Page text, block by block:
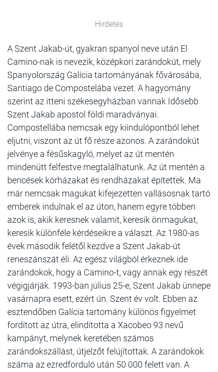
Hirdetés
A Szent Jakab-út, gyakran spanyol neve után El
Camino-nak is nevezik, középkori zarándokút, mely
Spanyolország Galícia tartományának fővárosába,
Santiago de Compostelába vezet. A hagyomány
szerint az itteni székesegyházban vannak Idősebb
Szent Jakab apostol földi maradványai.
Compostellába nemcsak egy kiindulópontból lehet
eljutni, viszont az út fő része azonos. A zarándokút
jelvénye a fésűskagyló, melyet az út mentén
mindenütt felfestve megtalálhatunk. Az út mentén a
bencések kórházakat és rendházakat építettek. Ma
már nemcsak magukat kifejezetten vallásosnak tartó
emberek indulnak el az úton, hanem egyre többen
azok is, akik keresnek valamit, keresik önmagukat,
keresik különféle kérdéseikre a választ. Az 1980-as
évek második felétől kezdve a Szent Jakab-út
reneszánszát éli. Az egész világból érkeznek ide
zarándokok, hogy a Camino-t, vagy annak egy részét
végigjárják. 1993-ban július 25-e, Szent Jakab ünnepe
vasárnapra esett, ezért ún. Szent év volt. Ebben az
esztendőben Galícia tartomány különös figyelmet
fordított az útra, elindította a Xacobeo 93 nevű
kampányt, melynek keretében számos
zarándokszállást, útjelzőt felújítottak. A zarándokok
száma az ezredforduló után 50 000 felett van. A